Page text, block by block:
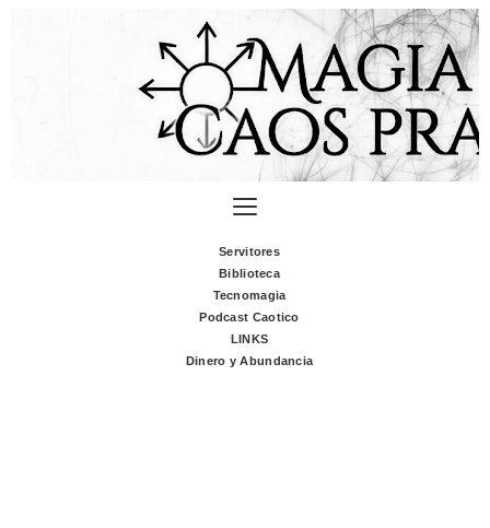
Servitores
Biblioteca
Tecnomagia
Podcast Caotico
LINKS
Dinero y Abundancia